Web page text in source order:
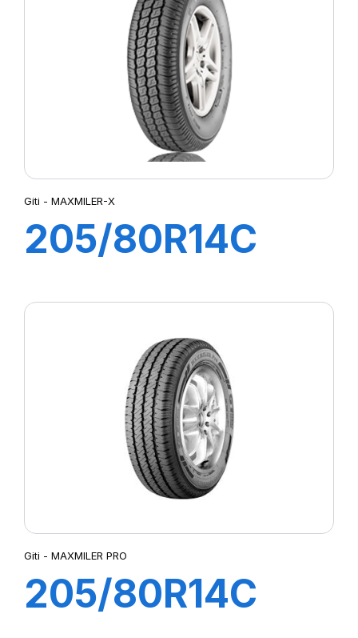
Giti - MAXMILER-X
205/80R14C
MAXMILER-X
Giti - MAXMILER PRO
205/80R14C